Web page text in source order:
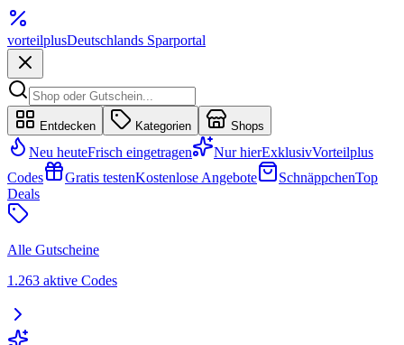
vorteilplusDeutschlands Sparportal
Entdecken Kategorien Shops
Neu heuteFrisch eingetragen Nur hierExklusivVorteilplus
Codes
Gratis testenKostenlose Angebote SchnäppchenTop
Deals
Alle Gutscheine
1.263 aktive Codes